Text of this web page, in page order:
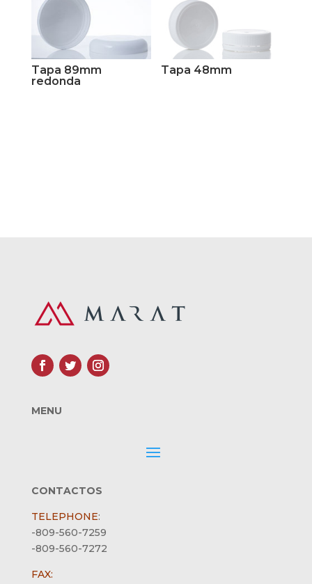
Tapa 89mm
redonda
Tapa 48mm
MENU
CONTACTOS
TELEPHONE:
-809-560-7259
-809-560-7272
FAX: